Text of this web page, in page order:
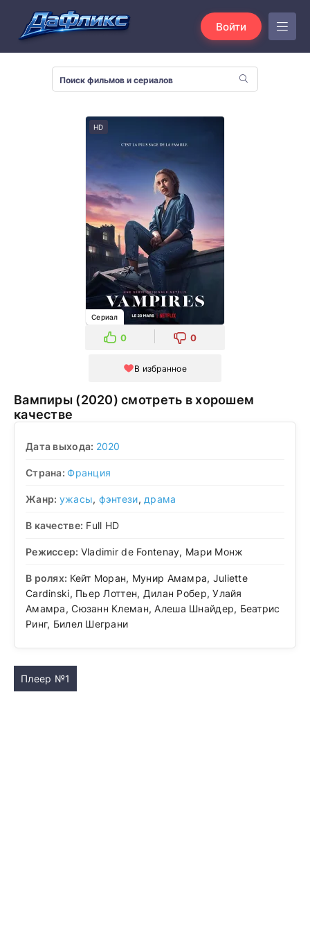
Войти
HD
Сериал
0 0
В избранное
Вампиры (2020) смотреть в хорошем
качестве
Дата выхода: 2020
Страна:Франция
Жанр: ужасы, фэнтези, драма
В качестве: Full HD
Режиссер: Vladimir de Fontenay, Мари Монж
В ролях: Кейт Моран, Мунир Амамра, Juliette
Cardinski, Пьер Лоттен, Дилан Робер, Улайя
Амамра, Сюзанн Клеман, Алеша Шнайдер, Беатрис
Ринг, Билел Шеграни
Плеер №1